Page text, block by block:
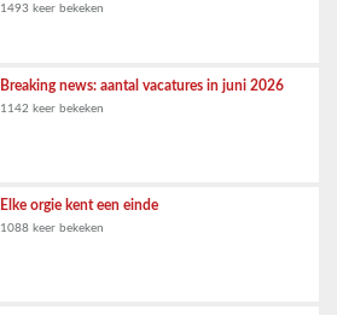
1493 keer bekeken
Breaking news: aantal vacatures in juni 2026
1142 keer bekeken
Elke orgie kent een einde
1088 keer bekeken